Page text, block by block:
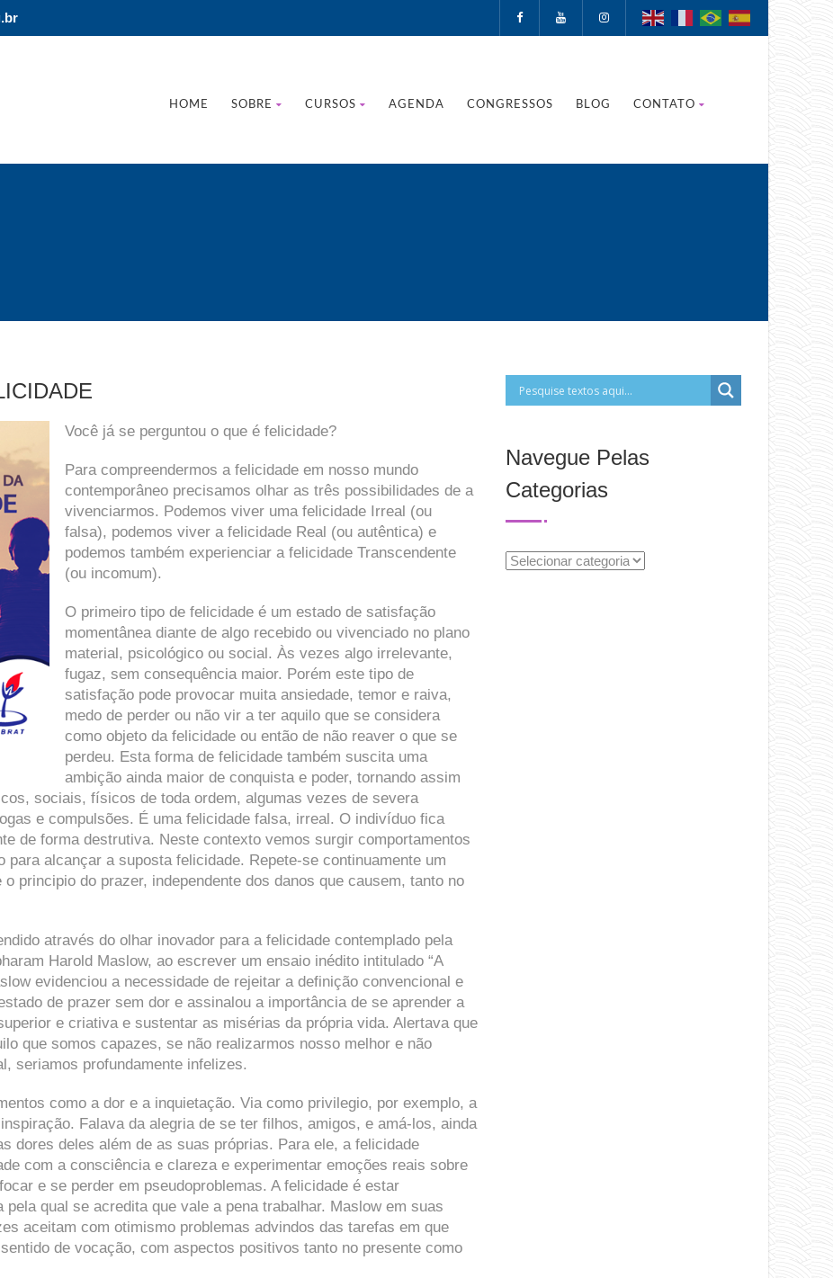
HOME SOBRE CURSOS AGENDA CONGRESSOS BLOG CONTATO
Você já se perguntou o que é felicidade?
Para compreendermos a felicidade em nosso mundo
contemporâneo precisamos olhar as três possibilidades de a
vivenciarmos. Podemos viver uma felicidade Irreal (ou
falsa), podemos viver a felicidade Real (ou autêntica) e
podemos também experienciar a felicidade Transcendente
(ou incomum).
O primeiro tipo de felicidade é um estado de satisfação
momentânea diante de algo recebido ou vivenciado no plano
material, psicológico ou social. Às vezes algo irrelevante,
fugaz, sem consequência maior. Porém este tipo de
satisfação pode provocar muita ansiedade, temor e raiva,
medo de perder ou não vir a ter aquilo que se considera
como objeto da felicidade ou então de não reaver o que se
perdeu. Esta forma de felicidade também suscita uma
ambição ainda maior de conquista e poder, tornando assim
sociais, físicos de toda ordem, algumas vezes de severa
e compulsões. É uma felicidade falsa, irreal. O indivíduo fica
de forma destrutiva. Neste contexto vemos surgir comportamentos
alcançar a suposta felicidade. Repete-se continuamente um
principio do prazer, independente dos danos que causem, tanto no
através do olhar inovador para a felicidade contemplado pela
Harold Maslow, ao escrever um ensaio inédito intitulado “A
evidenciou a necessidade de rejeitar a definição convencional e
de prazer sem dor e assinalou a importância de se aprender a
e criativa e sustentar as misérias da própria vida. Alertava que
que somos capazes, se não realizarmos nosso melhor e não
seriamos profundamente infelizes.
como a dor e a inquietação. Via como privilegio, por exemplo, a
Falava da alegria de se ter filhos, amigos, e amá-los, ainda
dores deles além de as suas próprias. Para ele, a felicidade
com a consciência e clareza e experimentar emoções reais sobre
e se perder em pseudoproblemas. A felicidade é estar
qual se acredita que vale a pena trabalhar. Maslow em suas
aceitam com otimismo problemas advindos das tarefas em que
de vocação, com aspectos positivos tanto no presente como
Navegue Pelas
Categorias
Navegue